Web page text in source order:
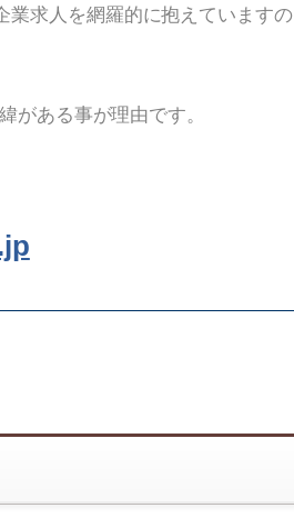
業求人を網羅的に抱えていますの
がある事が理由です。